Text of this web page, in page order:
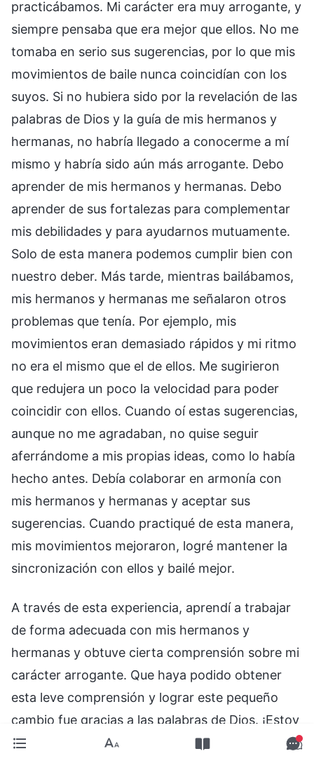
practicábamos. Mi carácter era muy arrogante, y
siempre pensaba que era mejor que ellos. No me
tomaba en serio sus sugerencias, por lo que mis
movimientos de baile nunca coincidían con los
suyos. Si no hubiera sido por la revelación de las
palabras de Dios y la guía de mis hermanos y
hermanas, no habría llegado a conocerme a mí
mismo y habría sido aún más arrogante. Debo
aprender de mis hermanos y hermanas. Debo
aprender de sus fortalezas para complementar
mis debilidades y para ayudarnos mutuamente.
Solo de esta manera podemos cumplir bien con
nuestro deber. Más tarde, mientras bailábamos,
mis hermanos y hermanas me señalaron otros
problemas que tenía. Por ejemplo, mis
movimientos eran demasiado rápidos y mi ritmo
no era el mismo que el de ellos. Me sugirieron
que redujera un poco la velocidad para poder
coincidir con ellos. Cuando oí estas sugerencias,
aunque no me agradaban, no quise seguir
aferrándome a mis propias ideas, como lo había
hecho antes. Debía colaborar en armonía con
mis hermanos y hermanas y aceptar sus
sugerencias. Cuando practiqué de esta manera,
mis movimientos mejoraron, logré mantener la
sincronización con ellos y bailé mejor.
A través de esta experiencia, aprendí a trabajar
de forma adecuada con mis hermanos y
hermanas y obtuve cierta comprensión sobre mi
carácter arrogante. Que haya podido obtener
esta leve comprensión y lograr este pequeño
cambio fue gracias a las palabras de Dios. ¡Estoy
muy agradecido con Dios!